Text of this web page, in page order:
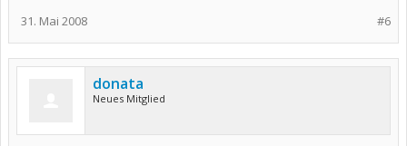
#6
31. Mai 2008
donata
Neues Mitglied